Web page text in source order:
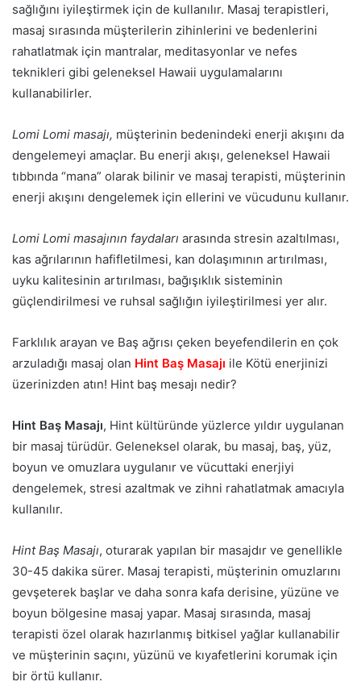
sağlığını iyileştirmek için de kullanılır. Masaj terapistleri,
masaj sırasında müşterilerin zihinlerini ve bedenlerini
rahatlatmak için mantralar, meditasyonlar ve nefes
teknikleri gibi geleneksel Hawaii uygulamalarını
kullanabilirler.
Lomi Lomi masajı, müşterinin bedenindeki enerji akışını da
dengelemeyi amaçlar. Bu enerji akışı, geleneksel Hawaii
tıbbında “mana” olarak bilinir ve masaj terapisti, müşterinin
enerji akışını dengelemek için ellerini ve vücudunu kullanır.
Lomi Lomi masajının faydaları arasında stresin azaltılması,
kas ağrılarının hafifletilmesi, kan dolaşımının artırılması,
uyku kalitesinin artırılması, bağışıklık sisteminin
güçlendirilmesi ve ruhsal sağlığın iyileştirilmesi yer alır.
Farklılık arayan ve Baş ağrısı çeken beyefendilerin en çok
arzuladığı masaj olan Hint Baş Masajı ile Kötü enerjinizi
üzerinizden atın! Hint baş mesajı nedir?
Hint Baş Masajı, Hint kültüründe yüzlerce yıldır uygulanan
bir masaj türüdür. Geleneksel olarak, bu masaj, baş, yüz,
boyun ve omuzlara uygulanır ve vücuttaki enerjiyi
dengelemek, stresi azaltmak ve zihni rahatlatmak amacıyla
kullanılır.
Hint Baş Masajı, oturarak yapılan bir masajdır ve genellikle
30-45 dakika sürer. Masaj terapisti, müşterinin omuzlarını
gevşeterek başlar ve daha sonra kafa derisine, yüzüne ve
boyun bölgesine masaj yapar. Masaj sırasında, masaj
terapisti özel olarak hazırlanmış bitkisel yağlar kullanabilir
ve müşterinin saçını, yüzünü ve kıyafetlerini korumak için
bir örtü kullanır.